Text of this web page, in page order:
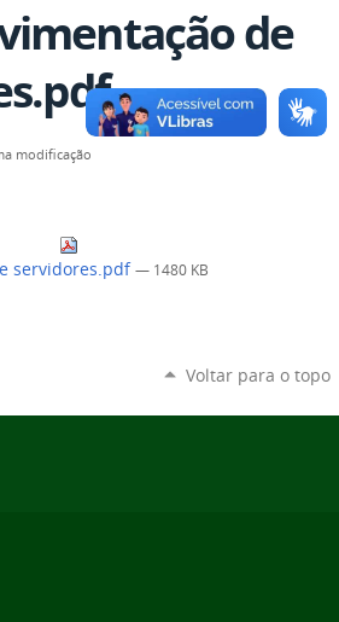
de
modificação
servidores.pdf— 1480 KB
Voltar para o topo